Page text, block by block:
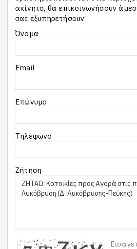
ακίνητο, θα επικοινωνήσουν
σας εξυπηρετήσουν!
Όνομα
Email
Επώνυμο
Τηλέφωνο
Ζήτηση